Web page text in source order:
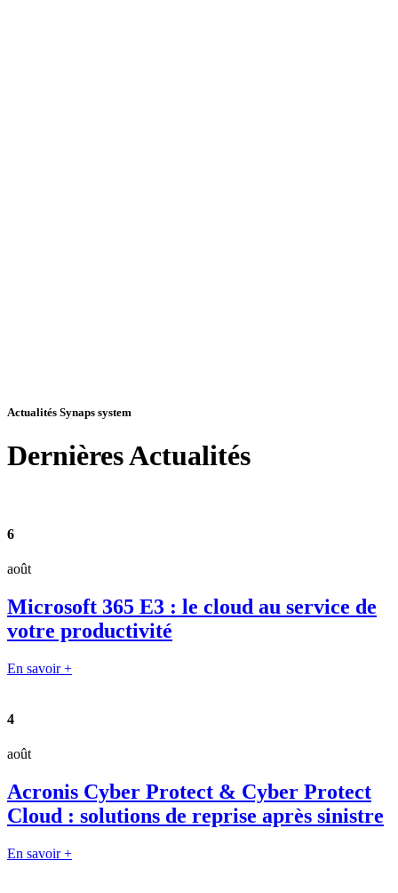
Actualités Synaps system
DernièresActualités
6
août
Microsoft 365 E3 : le cloud au service de
votre productivité
En savoir +
4
août
Acronis Cyber Protect & Cyber Protect
Cloud : solutions de reprise après sinistre
En savoir +